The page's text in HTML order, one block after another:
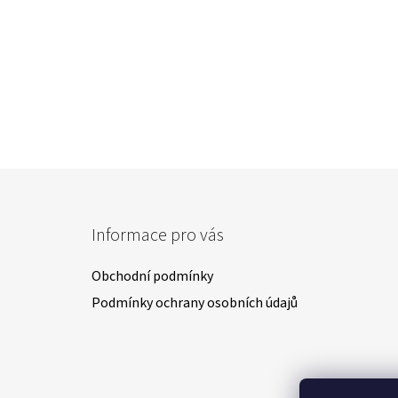
Informace pro vás
Obchodní podmínky
Podmínky ochrany osobních údajů